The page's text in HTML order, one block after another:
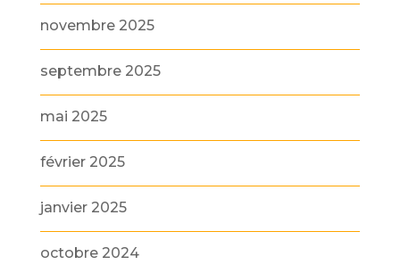
novembre 2025
septembre 2025
mai 2025
février 2025
janvier 2025
octobre 2024